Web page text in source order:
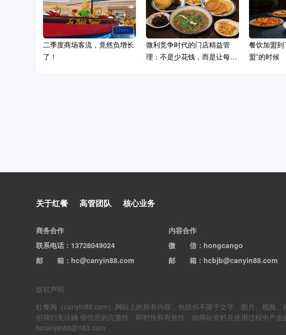
二季度商场客流，竟然负增长
了！
微利竞争时代的门店精益管
理：不是少花钱，而是让每一
餐饮加盟到
盟”的时候
关于红餐 高管团队 核心业务
商务合作
联系电话 ：13728049024
邮箱：hc@canyin88.com
内容合作
微信：hongcango
邮箱：hcbjb@canyin88.com
版权声明
红餐网（canyin88.com）网站上的所有内容，包括但不限于文字、图片、视频
但我们无法确 保信息的完整性、即时性和有效性，由网站资料在使用过程中产
hrcanyin88@163.com